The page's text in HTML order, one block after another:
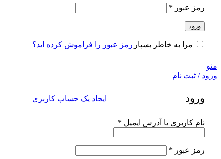
رمز عبور *
ورود
رمز عبور را فراموش کرده اید؟ مرا به خاطر بسپار
منو
ورود / ثبت نام
ورود ایجاد یک حساب کاربری
نام کاربری یا آدرس ایمیل *
رمز عبور *